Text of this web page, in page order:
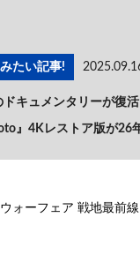
たい記事!
キュメンタリーが復
』4Kレストア版が26
ォーフェア 戦地最前